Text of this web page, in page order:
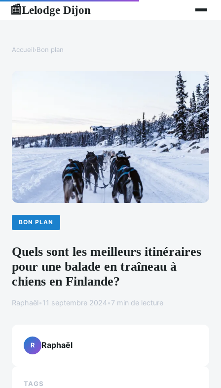
📰Lelodge Dijon
Accueil›Bon plan
BON PLAN
Quels sont les meilleurs itinéraires
pour une balade en traîneau à
chiens en Finlande?
Raphaël•11 septembre 2024•7 min de lecture
R Raphaël
TAGS